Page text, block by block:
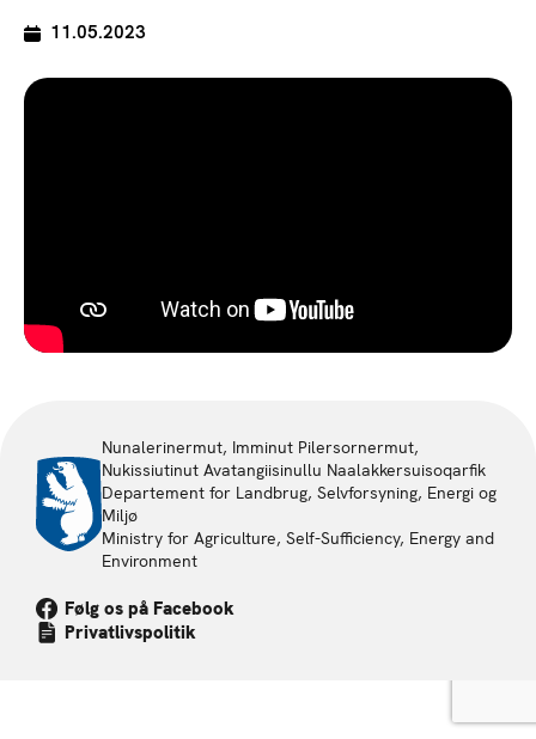
11.05.2023
Nunalerinermut, Imminut Pilersornermut,
Nukissiutinut Avatangiisinullu Naalakkersuisoqarfik
Departement for Landbrug, Selvforsyning, Energi og
Miljø
Ministry for Agriculture, Self-Sufficiency, Energy and
Environment
Følg os på Facebook
Privatlivspolitik